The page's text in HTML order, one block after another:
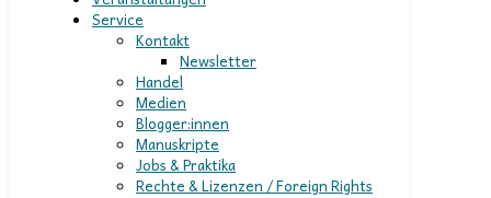
Service
Kontakt
Newsletter
Handel
Medien
Blogger:innen
Manuskripte
Jobs & Praktika
Rechte & Lizenzen / Foreign Rights